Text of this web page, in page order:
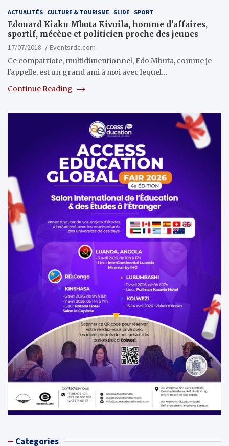
ACTUALITÉS CULTURE & TOURISME SLIDE SPORT
Edouard Kiaku Mbuta Kivuila, homme d’affaires,
sportif, mécène et politicien proche des jeunes
17/07/2018
Eventsrdc.com
Ce compatriote, multidimentionnel, Edo Mbuta, comme je
l'appelle, est un grand ami à moi avec lequel…
Continue Reading
Categories